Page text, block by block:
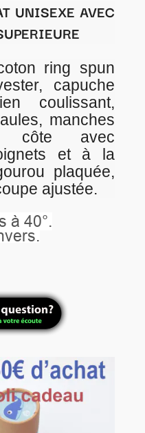
UNISEXE AVEC
ring spun
capuche
coulissant,
manches
côte avec
et à la
plaquée,
ajustée.
à 40°.